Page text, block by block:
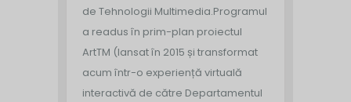
de Tehnologii Multimedia.Programul
a readus în prim-plan proiectul
ArtTM (lansat în 2015 și transformat
acum într-o experiență virtuală
interactivă de către Departamentul